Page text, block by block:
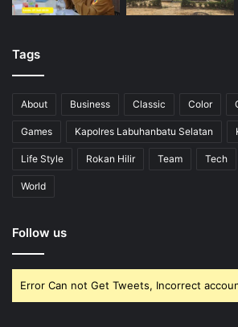
Tags
About Business Classic Color
Games Kapolres Labuhanbatu Selatan
Life Style Rokan Hilir Team Tech
World
Follow us
Error Can not Get Tweets, Incorrect